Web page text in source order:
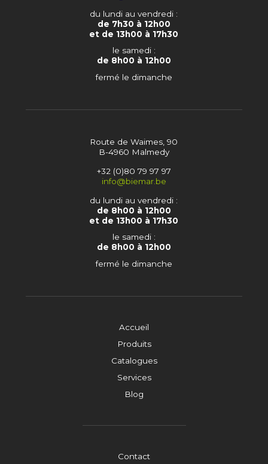
Accueil
Produits
Catalogues
Services
Blog
Contact
du lundi au vendredi :
de 7h30 à 12h00
et de 13h00 à 17h30
le samedi :
de 8h00 à 12h00
fermé le dimanche
Route de Waimes, 90
B-4960 Malmedy
+32 (0)80 79 97 97
info@biemar.be
du lundi au vendredi :
de 8h00 à 12h00
et de 13h00 à 17h30
le samedi :
de 8h00 à 12h00
fermé le dimanche